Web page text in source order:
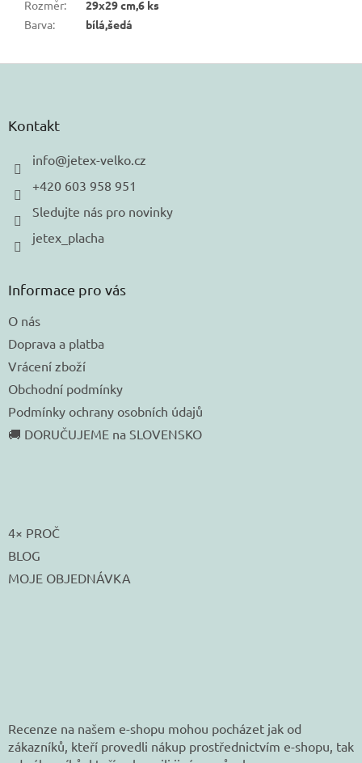
Rozměr:
29x29 cm,6 ks
Barva: bílá,šedá
Kontakt
info@jetex-velko.cz
+420 603 958 951
Sledujte nás pro novinky
jetex_placha
Informace pro vás
O nás
Doprava a platba
Vrácení zboží
Obchodní podmínky
Podmínky ochrany osobních údajů
🚚 DORUČUJEME na SLOVENSKO
4× PROČ
BLOG
MOJE OBJEDNÁVKA
Recenze na našem e-shopu mohou pocházet jak od
zákazníků, kteří provedli nákup prostřednictvím e-shopu, tak